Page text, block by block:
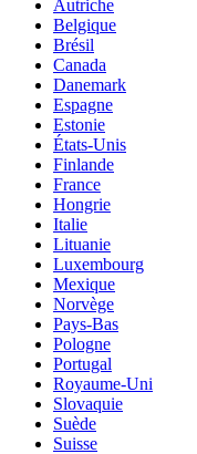
Autriche
Belgique
Brésil
Canada
Danemark
Espagne
Estonie
États-Unis
Finlande
France
Hongrie
Italie
Lituanie
Luxembourg
Mexique
Norvège
Pays-Bas
Pologne
Portugal
Royaume-Uni
Slovaquie
Suède
Suisse